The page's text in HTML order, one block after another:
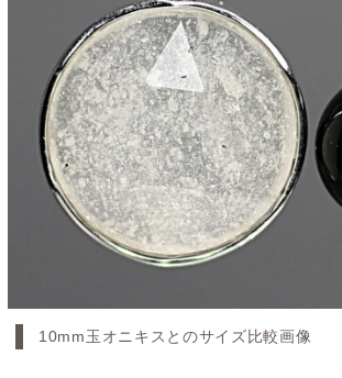
10mm玉オニキスとのサイズ比較画像